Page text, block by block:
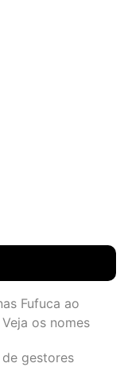
Fufuca ao
os nomes
gestores